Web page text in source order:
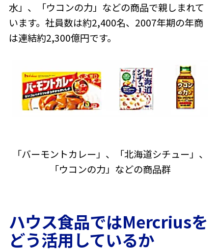
水」、「ウコンの力」などの商品で親しまれて
います。社員数は約2,400名、2007年期の年商
は連結約2,300億円です。
「バーモントカレー」、「北海道シチュー」、
「ウコンの力」などの商品群
ハウス食品ではMercriusを
どう活用しているか